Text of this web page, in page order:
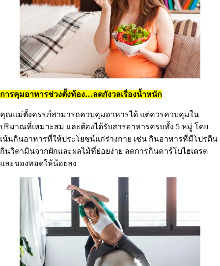
การคุมอาหารช่วงตั้งท้อง…ลดกังวลเรื่องน้ำหนัก
คุณแม่ตั้งครรภ์สามารถควบคุมอาหารได้ แต่ควรควบคุมใน
ปริมาณที่เหมาะสม และต้องได้รับสารอาหารครบทั้ง 5 หมู่ โดย
เน้นกินอาหารที่ให้ประโยชน์แก่ร่างกาย เช่น กินอาหารที่มีโปรตีน
กินวิตามินจากผักและผลไม้ที่ย่อยง่าย ลดการกินคาร์โบไฮเดรต
และของทอดให้น้อยลง